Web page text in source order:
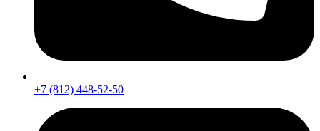
+7 (812) 448-52-50